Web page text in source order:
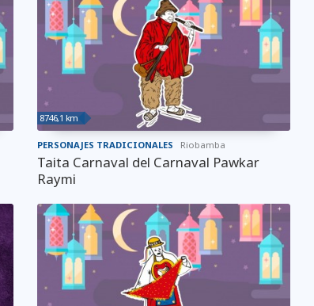
8746,1 km
PERSONAJES TRADICIONALES Riobamba
Taita Carnaval del Carnaval Pawkar
Raymi